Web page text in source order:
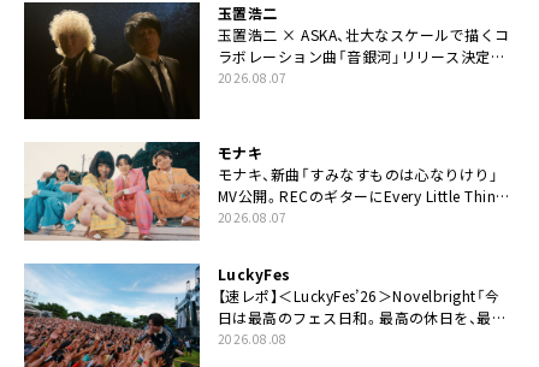
玉置浩二
玉置浩二 × ASKA、壮大なスケールで描くコ
ラボレーション曲「音銀河」リリース決定。
カップリングには新曲「命の宿り」収録も
2026.08.07
モナキ
モナキ、新曲「すみなすものは心なりけり」
MV公開。RECのギターにEvery Little Thing・
伊藤一朗参加も
2026.08.07
LuckyFes
【速レポ】＜LuckyFes’26＞Novelbright「今
日は最高のフェス日和。最高の休日を、最高
の夏休みを作っていきたい」
2026.08.08